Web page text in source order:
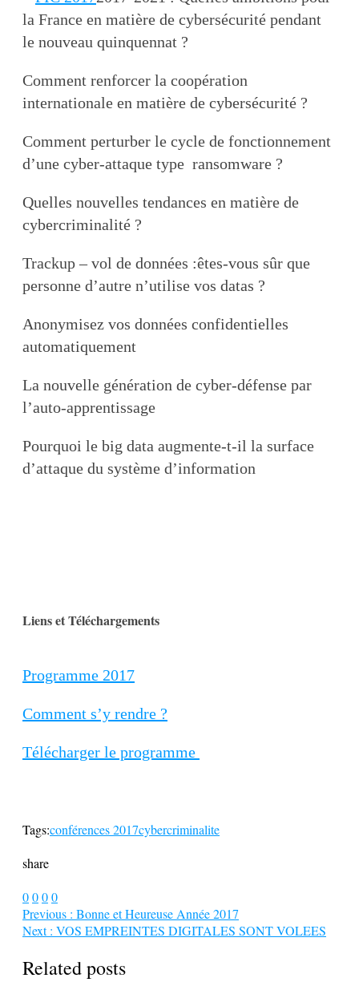
la France en matière de cybersécurité pendant
le nouveau quinquennat ?
Comment renforcer la coopération
internationale en matière de cybersécurité ?
Comment perturber le cycle de fonctionnement
d’une cyber-attaque type ransomware ?
Quelles nouvelles tendances en matière de
cybercriminalité ?
Trackup – vol de données :êtes-vous sûr que
personne d’autre n’utilise vos datas ?
Anonymisez vos données confidentielles
automatiquement
La nouvelle génération de cyber-défense par
l’auto-apprentissage
Pourquoi le big data augmente-t-il la surface
d’attaque du système d’information
Liens et Téléchargements
Programme 2017
Comment s’y rendre ?
Télécharger le programme
Tags:conférences 2017cybercriminalite
share
0000
Previous : Bonne et Heureuse Année 2017
Next : VOS EMPREINTES DIGITALES SONT VOLEES
Related posts